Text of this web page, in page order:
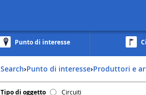
Punto di interesse
Search› Punto di interesse› Produttori e
Tipo di oggetto
Circuiti